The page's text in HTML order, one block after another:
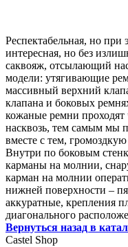
Респектабельная, но при
интересная, но без
саквояж, отсылающий
модели: утягивающие
массивный верхний
клапана и боковых
кожаные ремни проходят
насквозь, тем самым мы
вместе с тем,
Внутри по боковым
карманы на молнии,
карман на молнии
нижней поверхности –
аккуратные, крепления
диагонального
Вернуться назад в
Castel Shop